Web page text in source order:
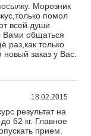
Морозник
помол
всей души
Вами общаться
раз,как только
заказ у Вас.
18.02.2015
результат на
62 кг. Главное
прием.